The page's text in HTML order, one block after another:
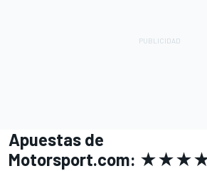
Apuestas de
Motorsport.com: